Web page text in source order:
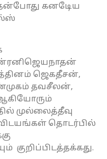
கனடேிய
ஜெகதீசன்,
தவசீலன்,
முல்லைத்தீவு
தொடர்பில்
குறிப்பிடத்தக்கது.